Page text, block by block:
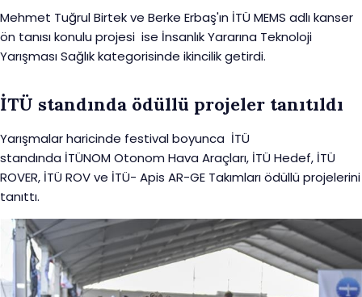
Mehmet Tuğrul Birtek ve Berke Erbaş'ın İTÜ MEMS adlı kanser
ön tanısı konulu projesi ise İnsanlık Yararına Teknoloji
Yarışması Sağlık kategorisinde ikincilik getirdi.
İTÜ standında ödüllü projeler tanıtıldı
Yarışmalar haricinde festival boyunca İTÜ
standında İTÜNOM Otonom Hava Araçları, İTÜ Hedef, İTÜ
ROVER, İTÜ ROV ve İTÜ- Apis AR-GE Takımları ödüllü projelerini
tanıttı.